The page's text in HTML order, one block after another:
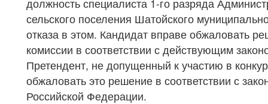
должность специалиста 1-го разряда
сельского поселения Шатойского
отказа в этом. Кандидат вправе обжаловать
комиссии в соответствии с действующим
Претендент, не допущенный к участию в
обжаловать это решение в соответствии с
Российской Федерации.